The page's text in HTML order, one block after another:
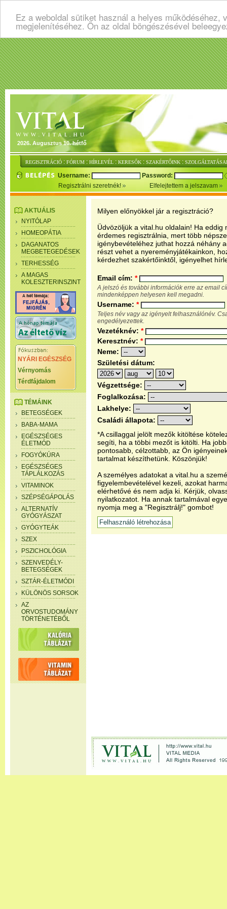
Ez a weboldal sütiket használ a helyes
megjelenítéséhez. Ön az oldal böngészésével
2026. Augusztus 10. hétfő
REGISZTRÁCIÓ : FÓRUM : HÍRLEVÉL : KERESŐK : SZAKÉRTŐINK :
Username:
Password:
Regisztrálni szeretnék!
Elfelejtettem a jelszavam
AKTUÁLIS
NYITÓLAP
HOMEOPÁTIA
DAGANATOS
MEGBETEGEDÉSEK
TERHESSÉG
A MAGAS
KOLESZTERINSZINT
NYÁRI EGÉSZSÉG
Vérnyomás
Térdfájdalom
TÉMÁINK
BETEGSÉGEK
BABA-MAMA
EGÉSZSÉGES
ÉLETMÓD
FOGYÓKÚRA
EGÉSZSÉGES
TÁPLÁLKOZÁS
VITAMINOK
SZÉPSÉGÁPOLÁS
ALTERNATÍV
GYÓGYÁSZAT
GYÓGYTEÁK
SZEX
PSZICHOLÓGIA
SZENVEDÉLY-
BETEGSÉGEK
SZTÁR-ÉLETMÓDI
KÜLÖNÖS SORSOK
AZ
ORVOSTUDOMÁNY
TÖRTÉNETÉBŐL
Milyen előnyökkel jár a regisztráció?
Üdvözöljük a vital.hu oldalain! Ha eddig
érdemes regisztrálnia, mert több
igénybevételéhez juthat hozzá néhány
részt vehet a nyereményjátékainkon,
kérdezhet szakértőinktől, igényelhet
Email cím: *
A jelszó és további információk erre az email
mindenképpen helyesen kell megadni.
Username: *
Teljes név vagy az igényelt felhasználónév.
engedélyezettek.
Vezetéknév: *
Keresztnév: *
Neme:
Születési dátum:
Végzettsége:
Foglalkozása:
Lakhelye:
Családi állapota:
*A csillaggal jelölt mezők kitöltése
segíti, ha a többi mezőt is kitölti. Ha
pontosabb, célzottabb, az Ön
tartalmat készíthetünk. Köszönjük!
A személyes adatokat a vital.hu a
figyelembevételével kezeli, azokat
elérhetővé és nem adja ki. Kérjük,
nyilatkozatot. Ha annak tartalmával
nyomja meg a "Regisztrálj!" gombot!